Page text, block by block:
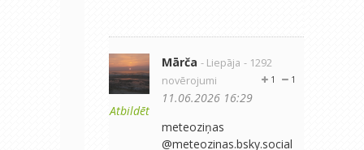
Atbildēt
Mārča - Liepāja - 1292
novērojumi
1
1
11.06.2026 16:29
‪meteoziņas‬
‪@meteozinas.bsky.social‬